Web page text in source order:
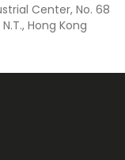
Center, No. 68
Hong Kong